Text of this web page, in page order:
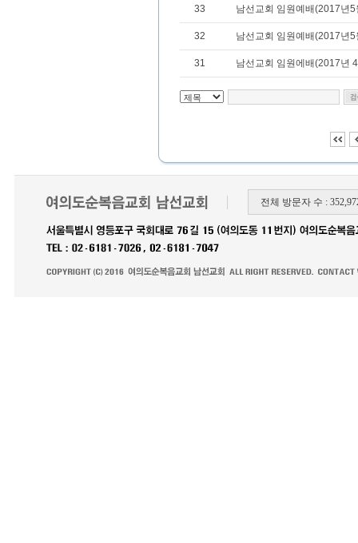
33 남선교회 임원예배(2017년
32 남선교회 임원예배(2017년
31 남선교회 임원에배(2017년
전체 방문자 수 :